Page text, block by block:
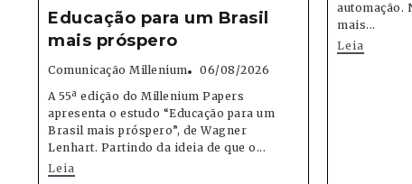
Educação para um Brasil
mais próspero
Comunicação Millenium
06/08/2026
A 55ª edição do Millenium Papers
apresenta o estudo “Educação para um
Brasil mais próspero”, de Wagner
Lenhart. Partindo da ideia de que o...
Leia
automação.
mais...
Leia